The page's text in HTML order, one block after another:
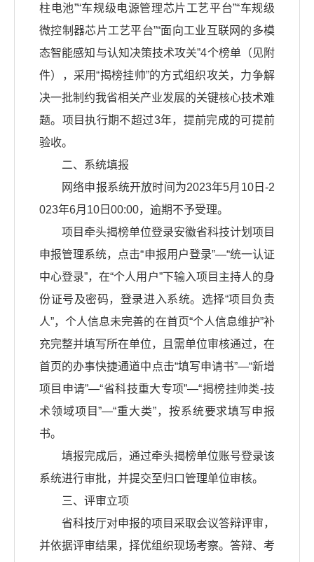
柱电池”“车规级电源管理芯片工艺平台”“车规级
微控制器芯片工艺平台”“面向工业互联网的多模
态智能感知与认知决策技术攻关”4个榜单（见附
件），采用“揭榜挂帅”的方式组织攻关，力争解
决一批制约我省相关产业发展的关键核心技术难
题。项目执行期不超过3年，提前完成的可提前
验收。
二、系统填报
网络申报系统开放时间为2023年5月10日-2
023年6月10日00:00，逾期不予受理。
项目牵头揭榜单位登录安徽省科技计划项目
申报管理系统，点击“申报用户登录”—“统一认证
中心登录”，在“个人用户”下输入项目主持人的身
份证号及密码，登录进入系统。选择“项目负责
人”，个人信息未完善的在首页“个人信息维护”补
充完整并填写所在单位，且需单位审核通过，在
首页的办事快捷通道中点击“填写申请书”—“新增
项目申请”—“省科技重大专项”—“揭榜挂帅类-技
术领域项目”—“重大类”，按系统要求填写申报
书。
填报完成后，通过牵头揭榜单位账号登录该
系统进行审批，并提交至归口管理单位审核。
三、评审立项
省科技厅对申报的项目采取会议答辩评审，
并依据评审结果，择优组织现场考察。答辩、考